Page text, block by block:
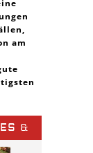
am
&